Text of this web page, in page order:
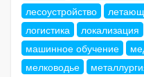
лесоустройство
логистика
локализация
машинное обучение
мелководье